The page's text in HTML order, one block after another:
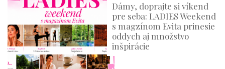
Dámy, doprajte si víkend
pre seba: LADIES Weekend
s magzínom Evita prinesie
oddych aj množstvo
inšpirácie